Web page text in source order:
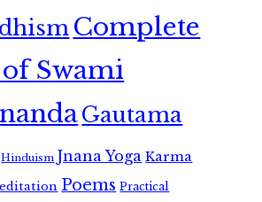
Complete
Swami
Gautama
Hinduism Jnana Yoga Karma
Poems Practical